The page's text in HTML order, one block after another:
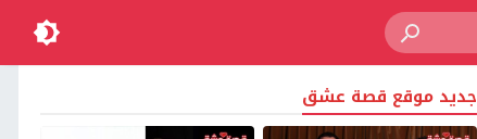
جديد موقع قصة عشق